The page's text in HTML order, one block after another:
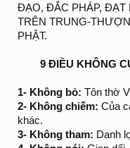
ĐẠO, ĐẮC PHÁP, ĐẠT
TRÊN TRUNG-
PHẬT.
9 ĐIỀU KHÔNG
1- Không bỏ: Tôn thờ
2- Không chiếm: Của
khác.
3- Không tham: Danh